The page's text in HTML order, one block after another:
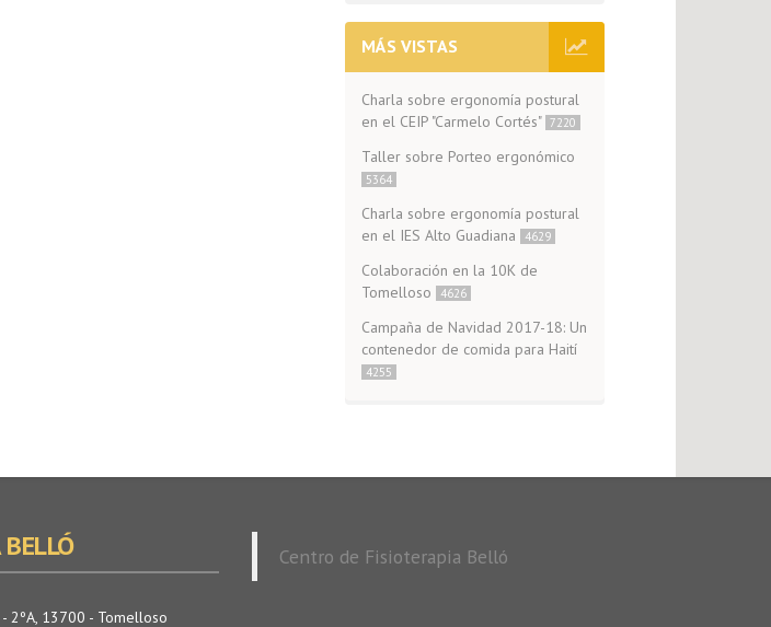
MÁS VISTAS
Charla sobre ergonomía postural
en el CEIP "Carmelo Cortés" 7220
Taller sobre Porteo ergonómico
5364
Charla sobre ergonomía postural
en el IES Alto Guadiana
4629
Colaboración en la 10K de
Tomelloso
4626
Campaña de Navidad 2017-18: Un
contenedor de comida para Haití
4255
2ºA, 13700 - Tomelloso
Centro de Fisioterapia Belló